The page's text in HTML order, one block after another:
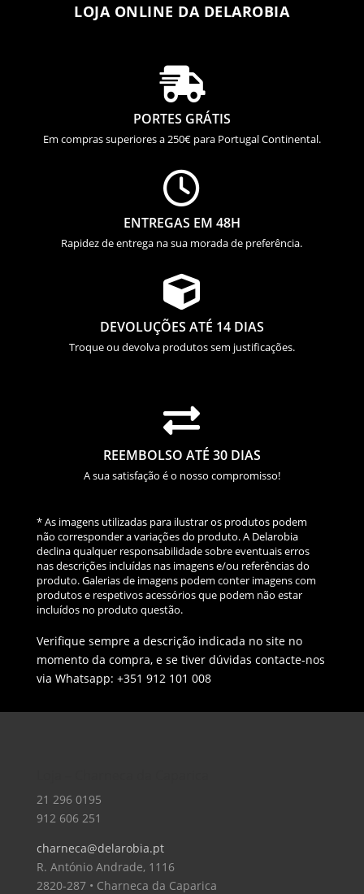
LOJA ONLINE DA DELAROBIA

PORTES GRÁTIS
Em compras superiores a 250€ para Portugal Continental.

ENTREGAS EM 48H
Rapidez de entrega na sua morada de preferência.

DEVOLUÇÕES ATÉ 14 DIAS
Troque ou devolva produtos sem justificações.

REEMBOLSO ATÉ 30 DIAS
A sua satisfação é o nosso compromisso!
* As imagens utilizadas para ilustrar os produtos podem
não corresponder a variações do produto. A Delarobia
declina qualquer responsabilidade sobre eventuais erros
nas descrições incluídas nas imagens e/ou referências do
produto. Galerias de imagens podem conter imagens com
produtos e respetivos acessórios que podem não estar
incluídos no produto questão.
Verifique sempre a descrição indicada no site no
momento da compra, e se tiver dúvidas contacte-nos
via Whatsapp: +351 912 101 008
21 296 0195
912 606 251
charneca@delarobia.pt
R. António Andrade, 1116
2820-287 • Charneca da Caparica